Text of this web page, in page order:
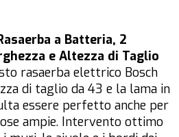
a Batteria, 2
e Altezza di Taglio
rasaerba elettrico Bosch
di taglio da 43 e la lama in
essere perfetto anche per
ampie. Intervento ottimo